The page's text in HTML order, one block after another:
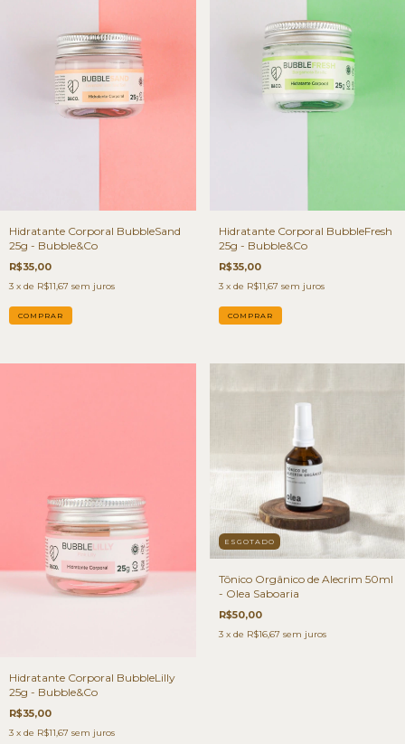
Hidratante Corporal BubbleSand
25g - Bubble&Co
R$35,00
3 x de R$11,67 sem juros
Hidratante Corporal BubbleFresh
25g - Bubble&Co
R$35,00
3 x de R$11,67 sem juros
Hidratante Corporal BubbleLilly
25g - Bubble&Co
R$35,00
3 x de R$11,67 sem juros
ESGOTADO
Tônico Orgânico de Alecrim 50ml
- Olea Saboaria
R$50,00
3 x de R$16,67 sem juros